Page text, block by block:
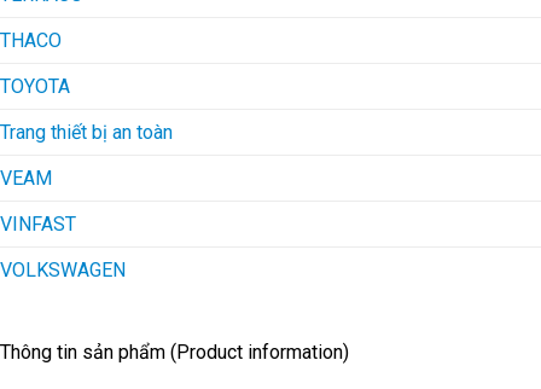
THACO
TOYOTA
Trang thiết bị an toàn
VEAM
VINFAST
VOLKSWAGEN
Thông tin sản phẩm (Product information)